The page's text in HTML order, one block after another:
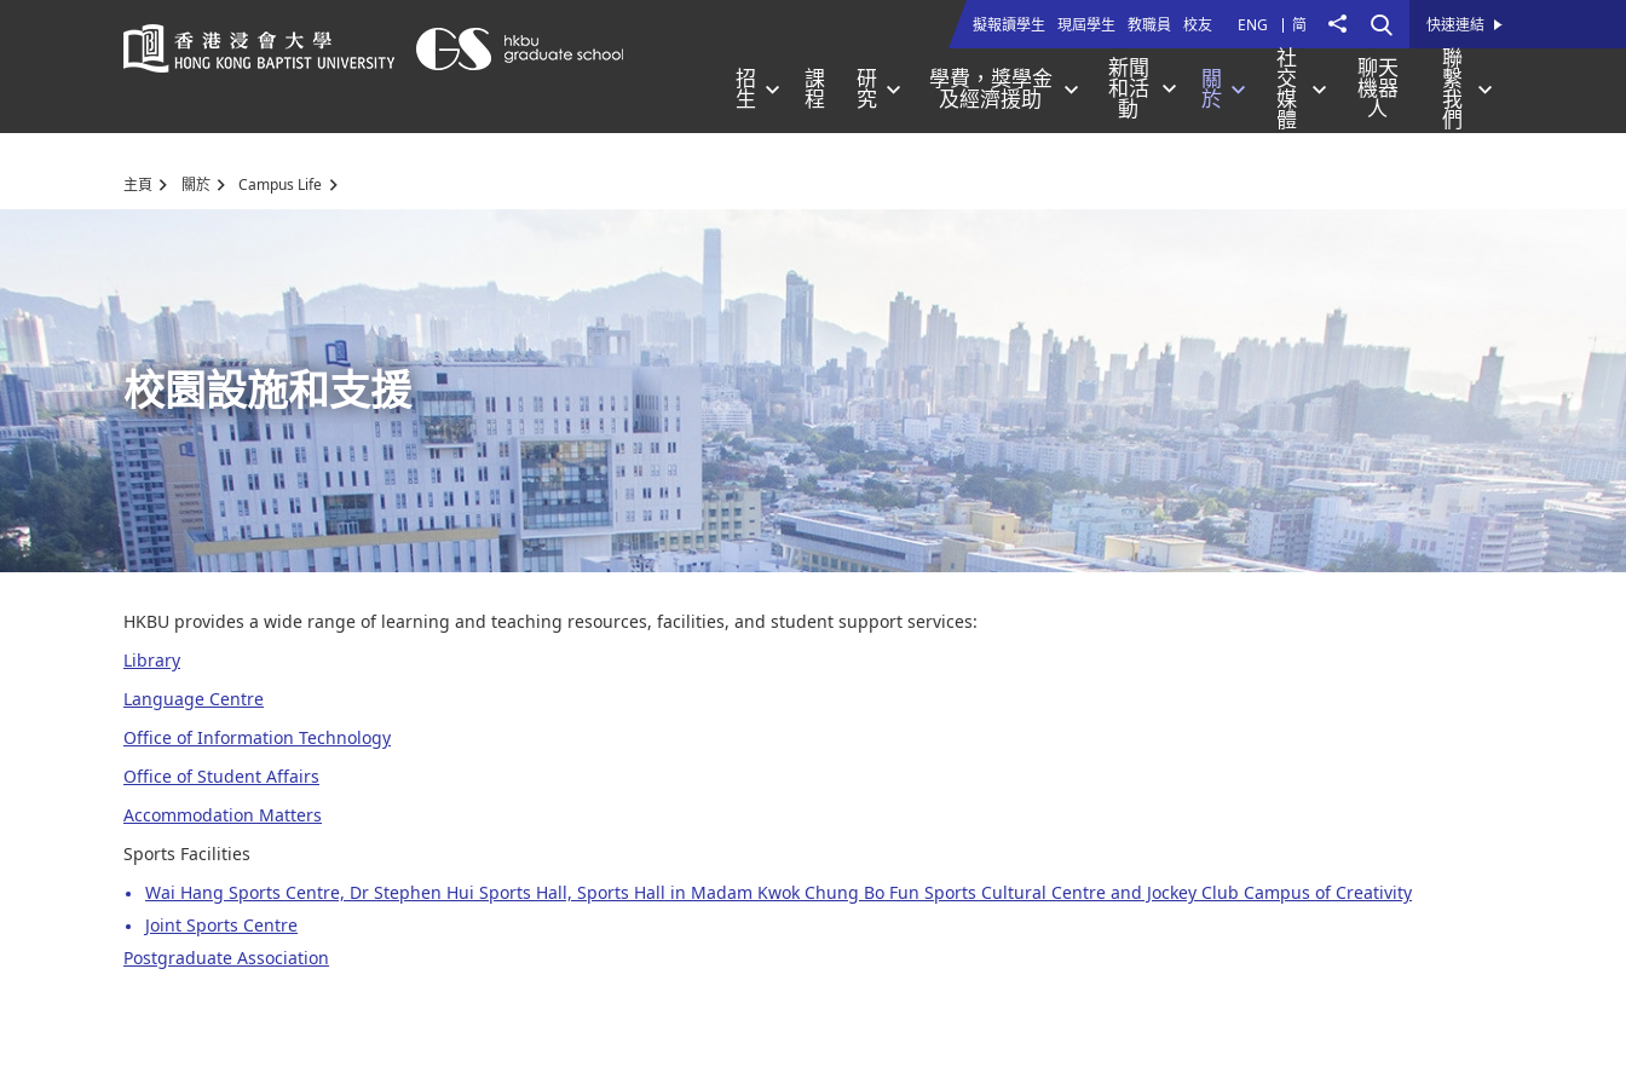
擬報讀學生 現屆學生 教職員 校友 ENG 简 Share
開
站
快速連結
招
生
課
程
研
究
學費，獎學金
及經濟援助
新聞
和活
動
關
於
社
交
媒
體
聊天
機器
人
聯
繫
我
們
main
主頁 關於 Campus Life
校園設施和支援
HKBU provides a wide range of learning and teaching resources, facilities, and student support services:
Library
Language Centre
Office of Information Technology
Office of Student Affairs
Accommodation Matters
Sports Facilities
Wai Hang Sports Centre, Dr Stephen Hui Sports Hall, Sports Hall in Madam Kwok Chung Bo Fun Sports Cultural Centre and Jockey Club Campus of Creativity
Joint Sports Centre
Postgraduate Association